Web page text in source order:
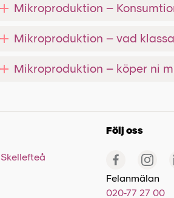
Mikroproduktion –
Mikroproduktion – vad
Mikroproduktion – köper ni
Följ oss
Felanmälan
020-77 27 00